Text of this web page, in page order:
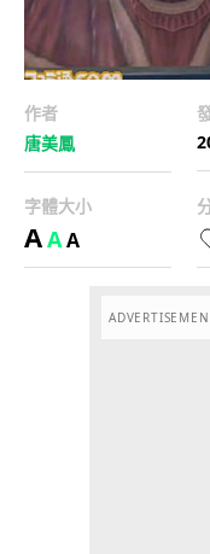
作者
唐美鳳
字體大小
AAA